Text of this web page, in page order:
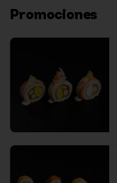
Promociones